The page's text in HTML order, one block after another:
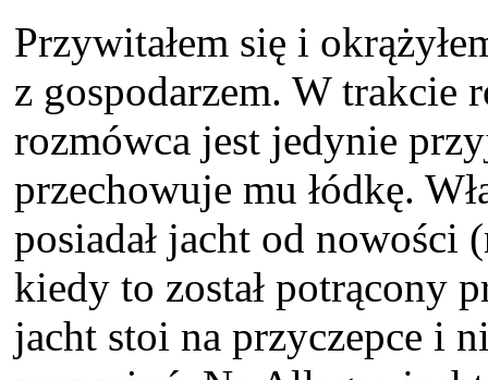
Przywitałem się i
z gospodarzem. W trakcie
rozmówca jest jedynie
przechowuje mu łódkę.
posiadał jacht od nowości
kiedy to został potrącony
jacht stoi na przyczepce i